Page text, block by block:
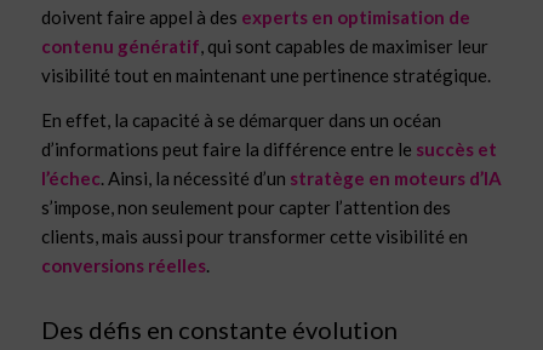
doivent faire appel à des experts en optimisation de
contenu génératif, qui sont capables de maximiser leur
visibilité tout en maintenant une pertinence stratégique.
En effet, la capacité à se démarquer dans un océan
d’informations peut faire la différence entre le succès et
l’échec. Ainsi, la nécessité d’un stratège en moteurs d’IA
s’impose, non seulement pour capter l’attention des
clients, mais aussi pour transformer cette visibilité en
conversions réelles.
Des défis en constante évolution